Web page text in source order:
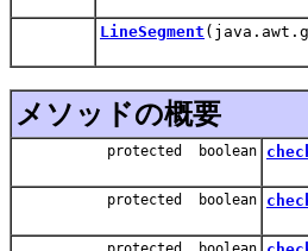
LineSegment
メソッドの概要
protected boolean
protected boolean